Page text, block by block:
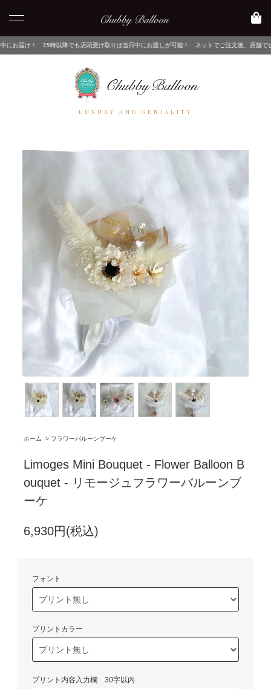
も店頭受け取りは当日中にお渡しが可能！ ネットでご注文後、店舗でピックアップするだけ
LUXURY AND GENIALITY
ホーム > フラワーバルーンブーケ
Limoges Mini Bouquet - Flower Balloon B
ouquet - リモージュフラワーバルーンブ
ーケ
6,930円(税込)
フォント
プリントカラー
プリント内容入力欄 30字以内